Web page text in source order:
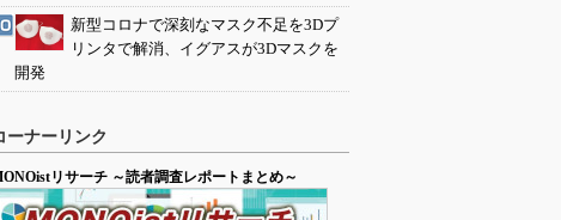
新型コロナで深刻なマスク不足を3Dプ
リンタで解消、イグアスが3Dマスクを
開発
ーナーリンク
リサーチ ～読者調査レポートまとめ～